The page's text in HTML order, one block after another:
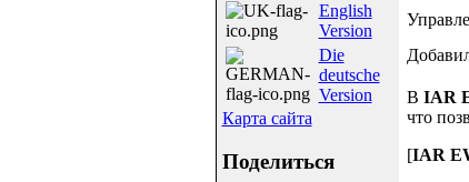
English
Version
Die
deutsche
Version
Карта сайта
Поделиться
В IAR
что
[IAR